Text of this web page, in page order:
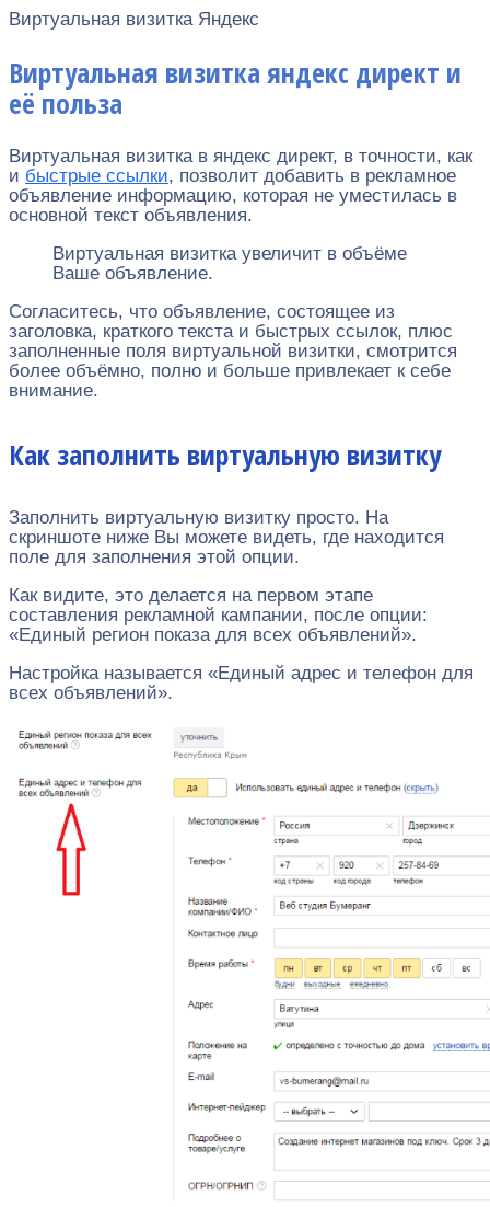
Виртуальная визитка Яндекс
Виртуальная визитка яндекс директ и
её польза
Виртуальная визитка в яндекс директ, в точности, как
и быстрые ссылки, позволит добавить в рекламное
объявление информацию, которая не уместилась в
основной текст объявления.
Виртуальная визитка увеличит в объёме
Ваше объявление.
Согласитесь, что объявление, состоящее из
заголовка, краткого текста и быстрых ссылок, плюс
заполненные поля виртуальной визитки, смотрится
более объёмно, полно и больше привлекает к себе
внимание.
Как заполнить виртуальную визитку
Заполнить виртуальную визитку просто. На
скриншоте ниже Вы можете видеть, где находится
поле для заполнения этой опции.
Как видите, это делается на первом этапе
составления рекламной кампании, после опции:
«Единый регион показа для всех объявлений».
Настройка называется «Единый адрес и телефон для
всех объявлений».